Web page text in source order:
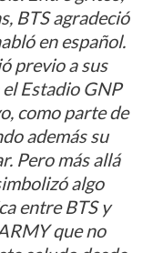
BTS agradeció
en español.
a sus
Estadio GNP
como parte de
además su
Pero más allá
algo
entre BTS y
que no